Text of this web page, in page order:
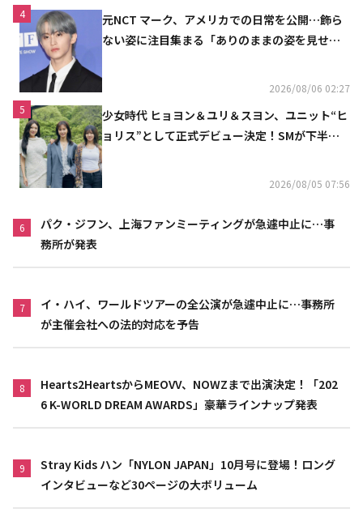
4
元NCT マーク、アメリカでの日常を公開…飾ら
ない姿に注目集まる「ありのままの姿を見せた
2026/08/06 02:27
5
少女時代 ヒョヨン＆ユリ＆スヨン、ユニット“ヒ
ョリス”として正式デビュー決定！SMが下半期
2026/08/05 07:56
6
パク・ジフン、上海ファンミーティングが急遽中止に…事
務所が発表
7
イ・ハイ、ワールドツアーの全公演が急遽中止に…事務所
が主催会社への法的対応を予告
8
Hearts2HeartsからMEOVV、NOWZまで出演決定！「202
6 K-WORLD DREAM AWARDS」豪華ラインナップ発表
9
Stray Kids ハン「NYLON JAPAN」10月号に登場！ロング
インタビューなど30ページの大ボリューム